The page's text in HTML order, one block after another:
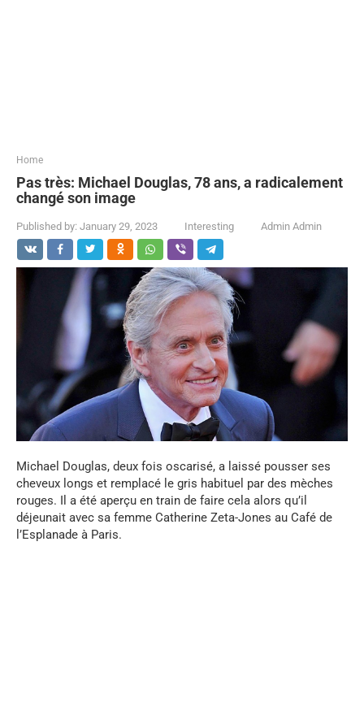
Home
Pas très: Michael Douglas, 78 ans, a radicalement
changé son image
Published by: January 29, 2023 Interesting Admin Admin
Michael Douglas, deux fois oscarisé, a laissé pousser ses
cheveux longs et remplacé le gris habituel par des mèches
rouges. Il a été aperçu en train de faire cela alors qu’il
déjeunait avec sa femme Catherine Zeta-Jones au Café de
l’Esplanade à Paris.